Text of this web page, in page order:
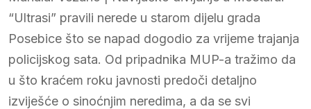
“Ultrasi” pravili nerede u starom dijelu grada
Posebice što se napad dogodio za vrijeme trajanja
policijskog sata. Od pripadnika MUP-a tražimo da
u što kraćem roku javnosti predoči detaljno
izviješće o sinoćnjim neredima, a da se svi